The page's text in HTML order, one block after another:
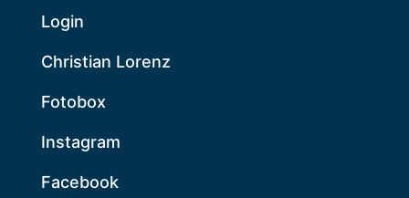
Login
Christian Lorenz
Fotobox
Instagram
Facebook